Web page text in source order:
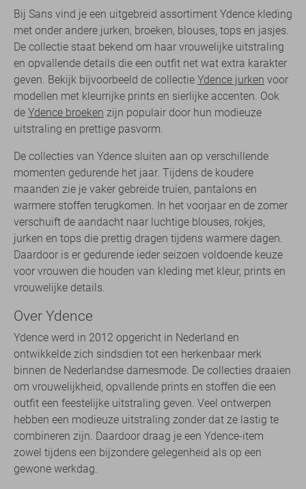
Bij Sans vind je een uitgebreid assortiment Ydence kleding
met onder andere jurken, broeken, blouses, tops en jasjes.
De collectie staat bekend om haar vrouwelijke uitstraling
en opvallende details die een outfit net wat extra karakter
geven. Bekijk bijvoorbeeld de collectie Ydence jurken voor
modellen met kleurrijke prints en sierlijke accenten. Ook
de Ydence broeken zijn populair door hun modieuze
uitstraling en prettige pasvorm.
De collecties van Ydence sluiten aan op verschillende
momenten gedurende het jaar. Tijdens de koudere
maanden zie je vaker gebreide truien, pantalons en
warmere stoffen terugkomen. In het voorjaar en de zomer
verschuift de aandacht naar luchtige blouses, rokjes,
jurken en tops die prettig dragen tijdens warmere dagen.
Daardoor is er gedurende ieder seizoen voldoende keuze
voor vrouwen die houden van kleding met kleur, prints en
vrouwelijke details.
Over Ydence
Ydence werd in 2012 opgericht in Nederland en
ontwikkelde zich sindsdien tot een herkenbaar merk
binnen de Nederlandse damesmode. De collecties draaien
om vrouwelijkheid, opvallende prints en stoffen die een
outfit een feestelijke uitstraling geven. Veel ontwerpen
hebben een modieuze uitstraling zonder dat ze lastig te
combineren zijn. Daardoor draag je een Ydence-item
zowel tijdens een bijzondere gelegenheid als op een
gewone werkdag.